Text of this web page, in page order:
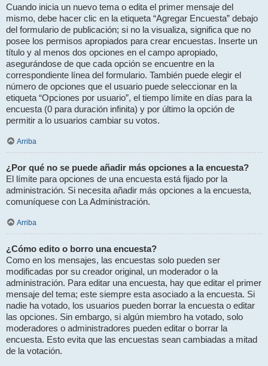
Cuando inicia un nuevo tema o edita el primer mensaje del
mismo, debe hacer clic en la etiqueta “Agregar Encuesta” debajo
del formulario de publicación; si no la visualiza, significa que no
posee los permisos apropiados para crear encuestas. Inserte un
título y al menos dos opciones en el campo apropiado,
asegurándose de que cada opción se encuentre en la
correspondiente línea del formulario. También puede elegir el
número de opciones que el usuario puede seleccionar en la
etiqueta “Opciones por usuario”, el tiempo límite en días para la
encuesta (0 para duración infinita) y por último la opción de
permitir a lo usuarios cambiar su votos.
Arriba
¿Por qué no se puede añadir más opciones a la encuesta?
El límite para opciones de una encuesta está fijado por la
administración. Si necesita añadir más opciones a la encuesta,
comuníquese con La Administración.
Arriba
¿Cómo edito o borro una encuesta?
Como en los mensajes, las encuestas solo pueden ser
modificadas por su creador original, un moderador o la
administración. Para editar una encuesta, hay que editar el primer
mensaje del tema; este siempre esta asociado a la encuesta. Si
nadie ha votado, los usuarios pueden borrar la encuesta o editar
las opciones. Sin embargo, si algún miembro ha votado, solo
moderadores o administradores pueden editar o borrar la
encuesta. Esto evita que las encuestas sean cambiadas a mitad
de la votación.